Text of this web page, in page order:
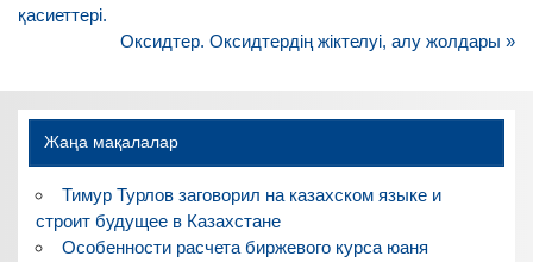
по
қасиеттері.
Оксидтер. Оксидтердің жіктелуі, алу жолдары »
Жаңа мақалалар
Тимур Турлов заговорил на казахском языке и
строит будущее в Казахстане
Особенности расчета биржевого курса юаня